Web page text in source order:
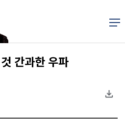
간과한 우파